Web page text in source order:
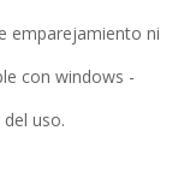
emparejamiento ni
con windows -
uso.